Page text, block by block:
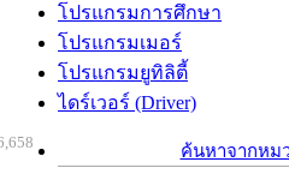
โปรแกรมการศึกษา
โปรแกรมเมอร์
โปรแกรมยูทิลิตี้
ไดร์เวอร์ (Driver)
ค้นหาจากหม